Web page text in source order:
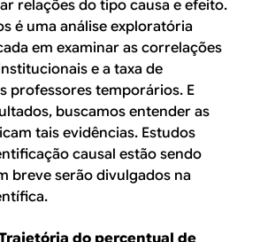
relações do tipo causa e efeito.
é uma análise exploratória
em examinar as correlações
e a taxa de
professores temporários. E
buscamos entender as
tais evidências. Estudos
causal estão sendo
breve serão divulgados na